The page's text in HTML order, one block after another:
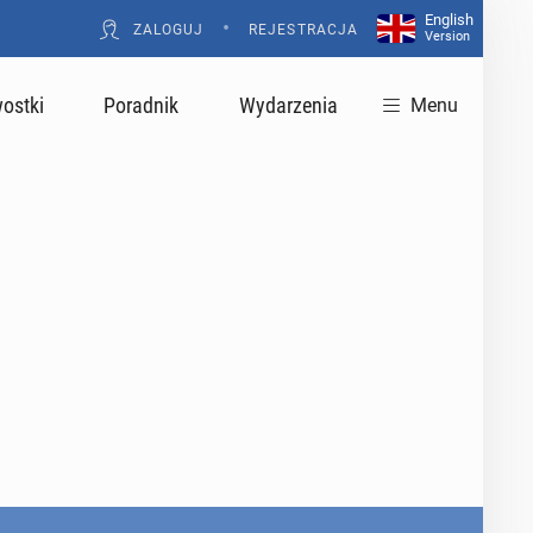
ZALOGUJ • REJESTRACJA
English
Version
Poradnik Wydarzenia Menu